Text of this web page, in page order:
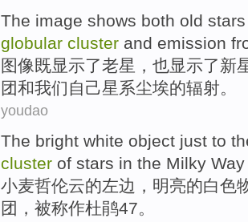
The image shows both old stars
globular cluster and emission
图像 既显示了老星 ，也显示了新
团和我们自己星系尘埃的辐射。
youdao
The bright white object just to
cluster of stars in the Milky Way
小麦哲伦云的左边 ， 明亮的白色
团 ， 被称作杜鹃47。